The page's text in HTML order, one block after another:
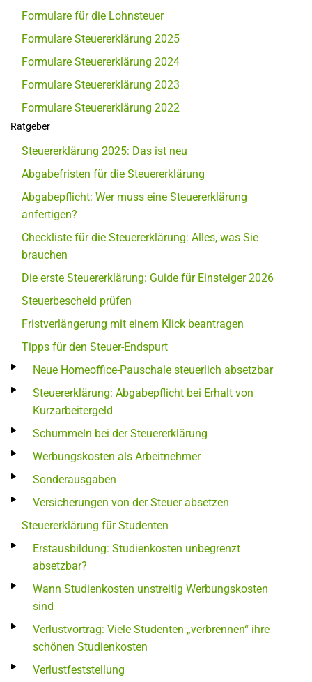
Formulare für die Lohnsteuer
Formulare Steuererklärung 2025
Formulare Steuererklärung 2024
Formulare Steuererklärung 2023
Formulare Steuererklärung 2022
Ratgeber
Steuererklärung 2025: Das ist neu
Abgabefristen für die Steuererklärung
Abgabepflicht: Wer muss eine Steuererklärung
anfertigen?
Checkliste für die Steuererklärung: Alles, was Sie
brauchen
Die erste Steuererklärung: Guide für Einsteiger 2026
Steuerbescheid prüfen
Fristverlängerung mit einem Klick beantragen
Tipps für den Steuer-Endspurt
Neue Homeoffice-Pauschale steuerlich absetzbar
Steuererklärung: Abgabepflicht bei Erhalt von
Kurzarbeitergeld
Schummeln bei der Steuererklärung
Werbungskosten als Arbeitnehmer
Sonderausgaben
Versicherungen von der Steuer absetzen
Steuererklärung für Studenten
Erstausbildung: Studienkosten unbegrenzt
absetzbar?
Wann Studienkosten unstreitig Werbungskosten
sind
Verlustvortrag: Viele Studenten „verbrennen“ ihre
schönen Studienkosten
Verlustfeststellung